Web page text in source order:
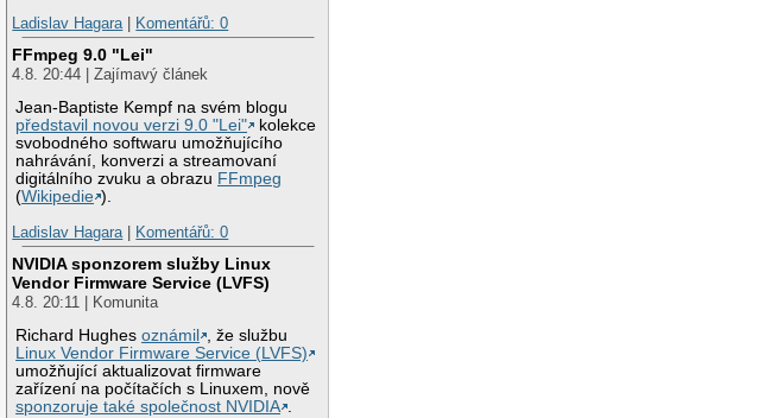
Ladislav Hagara| Komentářů: 0
FFmpeg 9.0 "Lei"
4.8. 20:44 | Zajímavý článek
Jean-Baptiste Kempf na svém blogu
představil novou verzi 9.0 "Lei"
kolekce
svobodného softwaru umožňujícího
nahrávání, konverzi a streamovaní
digitálního zvuku a obrazu FFmpeg
(Wikipedie ).
Ladislav Hagara| Komentářů: 0
NVIDIA sponzorem služby Linux
Vendor Firmware Service (LVFS)
4.8. 20:11 | Komunita
Richard Hughesoznámil
, že službu
Linux Vendor Firmware Service (LVFS)
umožňující aktualizovat firmware
zařízení na počítačích s Linuxem, nově
sponzoruje také společnost NVIDIA .